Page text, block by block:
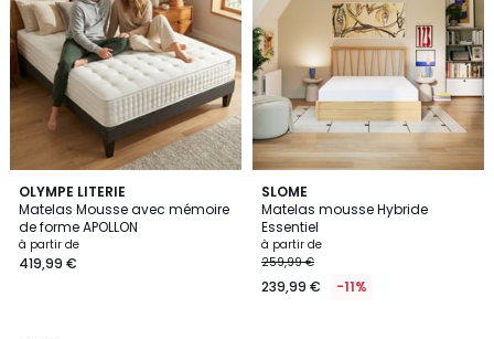
OLYMPE LITERIE
Matelas Mousse avec mémoire
de forme APOLLON
à partir de
419,99 €
3,7
/ 5
SLOME
Matelas mousse Hybride
Essentiel
à partir de
259,99 €
239,99 € -11%